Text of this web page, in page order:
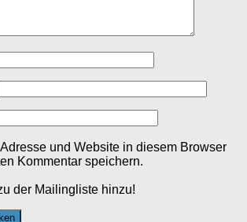
und Website in diesem Browser
Kommentar speichern.
der Mailingliste hinzu!